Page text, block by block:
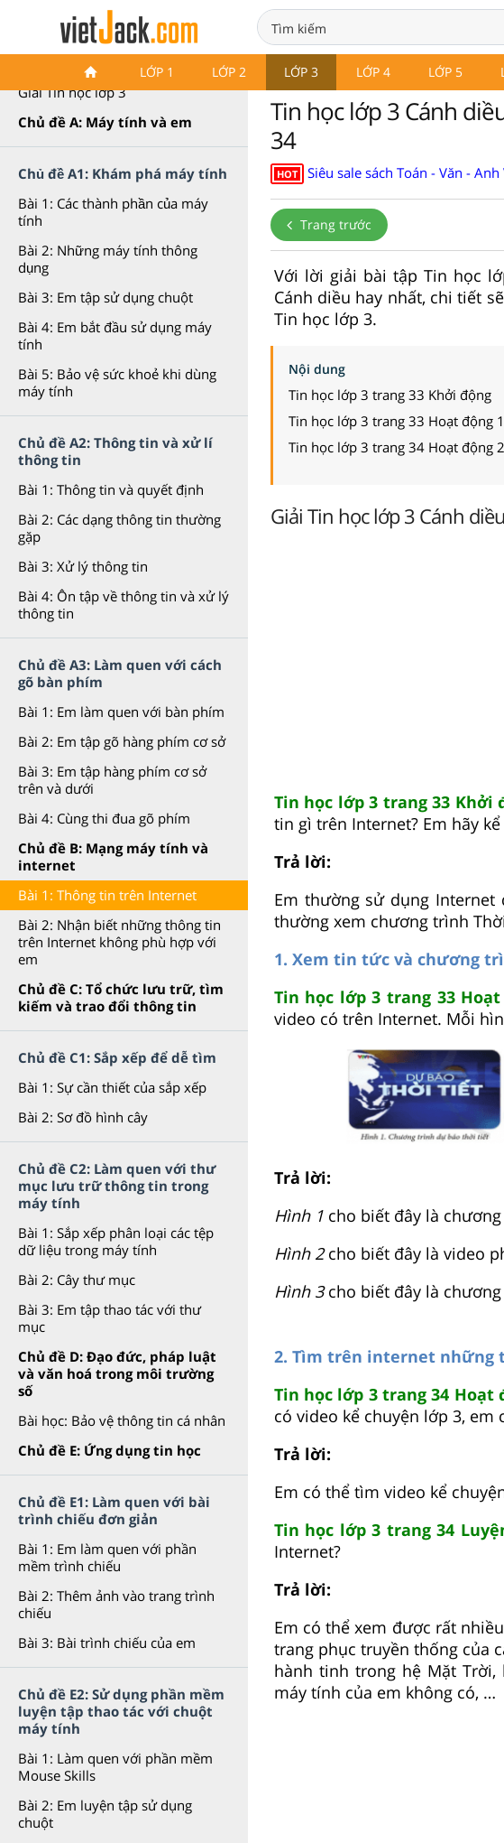
LỚP 1 LỚP 2 LỚP 3 LỚP 4 LỚP 5
Tin học lớp 3 Cánh diều
Giải Tin học lớp 3
Chủ đề A: Máy tính và em
Chủ đề A1: Khám phá máy tính
Bài 1: Các thành phần của máy
tính
Bài 2: Những máy tính thông
dụng
Bài 3: Em tập sử dụng chuột
Bài 4: Em bắt đầu sử dụng máy
tính
Bài 5: Bảo vệ sức khoẻ khi dùng
máy tính
Chủ đề A2: Thông tin và xử lí
thông tin
Bài 1: Thông tin và quyết định
Bài 2: Các dạng thông tin thường
gặp
Bài 3: Xử lý thông tin
Bài 4: Ôn tập về thông tin và xử lý
thông tin
Chủ đề A3: Làm quen với cách
gõ bàn phím
Bài 1: Em làm quen với bàn phím
Bài 2: Em tập gõ hàng phím cơ sở
Bài 3: Em tập hàng phím cơ sở
trên và dưới
Bài 4: Cùng thi đua gõ phím
Chủ đề B: Mạng máy tính và
internet
Bài 1: Thông tin trên Internet
Bài 2: Nhận biết những thông tin
trên Internet không phù hợp với
em
Chủ đề C: Tổ chức lưu trữ, tìm
kiếm và trao đổi thông tin
Chủ đề C1: Sắp xếp để dễ tìm
Bài 1: Sự cần thiết của sắp xếp
Bài 2: Sơ đồ hình cây
Chủ đề C2: Làm quen với thư
mục lưu trữ thông tin trong
máy tính
Bài 1: Sắp xếp phân loại các tệp
dữ liệu trong máy tính
Bài 2: Cây thư mục
Bài 3: Em tập thao tác với thư
mục
Chủ đề D: Đạo đức, pháp luật
và văn hoá trong môi trường
số
Bài học: Bảo vệ thông tin cá nhân
Chủ đề E: Ứng dụng tin học
Chủ đề E1: Làm quen với bài
trình chiếu đơn giản
Bài 1: Em làm quen với phần
mềm trình chiếu
Bài 2: Thêm ảnh vào trang trình
chiếu
Bài 3: Bài trình chiếu của em
Chủ đề E2: Sử dụng phần mềm
luyện tập thao tác với chuột
máy tính
Bài 1: Làm quen với phần mềm
Mouse Skills
Bài 2: Em luyện tập sử dụng
chuột
Tin học lớp 3 Cánh
34
HOT Siêu sale sách Toán - Văn -
Trang trước
Với lời giải bài tập Tin học
Cánh diều hay nhất, chi tiết
Tin học lớp 3.
Nội dung
Tin học lớp 3 trang 33 Khởi động
Tin học lớp 3 trang 33 Hoạt động 1
Tin học lớp 3 trang 34 Hoạt động 2
Giải Tin học lớp 3 Cánh
Tin học lớp 3 trang 33 Khởi
tin gì trên Internet? Em hãy
Trả lời:
Em thường sử dụng
thường xem chương trình
1. Xem tin tức và chương
Tin học lớp 3 trang 33 Hoạt
video có trên Internet. Mỗi
Trả lời:
Hình 1cho biết đây là
Hình 2cho biết đây là video
Hình 3cho biết đây là
2. Tìm trên internet những
Tin học lớp 3 trang 34 Hoạt
có video kể chuyện lớp 3,
Trả lời:
Em có thể tìm video kể
Tin học lớp 3 trang 34
Internet?
Trả lời:
Em có thể xem được rất
trang phục truyền thống của
hành tinh trong hệ Mặt
máy tính của em không có, …